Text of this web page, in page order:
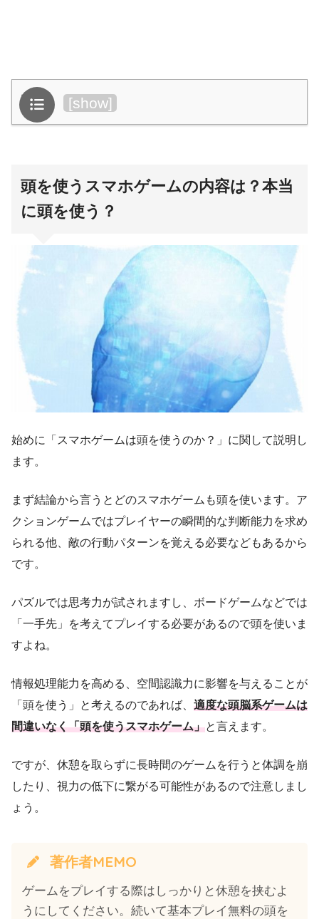
目次 [show]
頭を使うスマホゲームの内容は？本当
に頭を使う？
始めに「スマホゲームは頭を使うのか？」に関して説明し
ます。
まず結論から言うとどのスマホゲームも頭を使います。ア
クションゲームではプレイヤーの瞬間的な判断能力を求め
られる他、敵の行動パターンを覚える必要などもあるから
です。
パズルでは思考力が試されますし、ボードゲームなどでは
「一手先」を考えてプレイする必要があるので頭を使いま
すよね。
情報処理能力を高める、空間認識力に影響を与えることが
「頭を使う」と考えるのであれば、 適度な頭脳系ゲームは
間違いなく「頭を使うスマホゲーム」と言えます。
ですが、休憩を取らずに長時間のゲームを行うと体調を崩
したり、視力の低下に繋がる可能性があるので注意しまし
ょう。
著作者MEMO
ゲームをプレイする際はしっかりと休憩を挟むよ
うにしてください。続いて基本プレイ無料の頭を